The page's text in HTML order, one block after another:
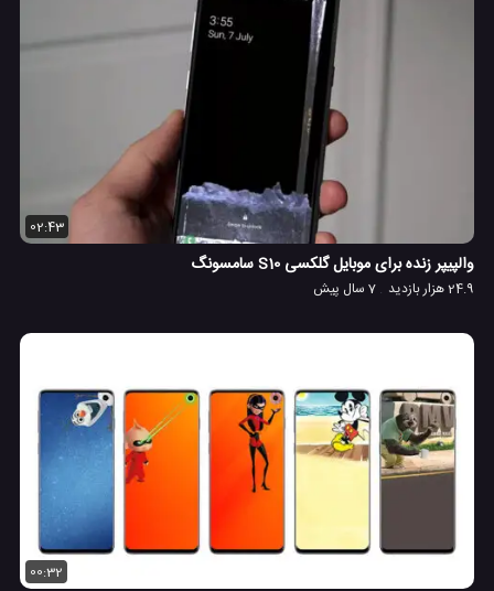
02:43
والپیپر زنده برای موبایل گلکسی S10 سامسونگ
24.9 هزار بازدید 7 سال پیش
00:32